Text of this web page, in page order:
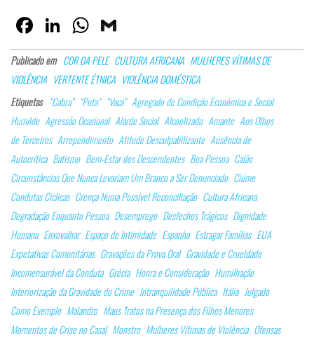
Fa
ce
bo
ok
Lin
ke
dI
n
W
ha
ts
Ap
p
m
ail
Publicado em COR DA PELE CULTURA AFRICANA MULHERES VÍTIMAS DE
VIOLÊNCIA VERTENTE ÉTNICA VIOLÊNCIA DOMÉSTICA
Etiquetas “Cabra” “Puta” “Vaca” Agregado de Condição Económica e Social
Humilde Agressão Ocasional Alarde Social Alcoolizado Amante Aos Olhos
de Terceiros Arrependimento Atitude Desculpabilizante Ausência de
Autocrítica Batismo Bem-Estar dos Descendentes Boa Pessoa Calão
Circunstâncias Que Nunca Levariam Um Branco a Ser Denunciado Ciúme
Condutas Cíclicas Crença Numa Possível Reconciliação Cultura Africana
Degradação Enquanto Pessoa Desemprego Desfechos Trágicos Dignidade
Humana Enxovalhar Espaço de Intimidade Espanha Estragar Famílias EUA
Expetativas Comunitárias Gravações da Prova Oral Gravidade e Crueldade
Incomensurável da Conduta Grécia Honra e Consideração Humilhação
Interiorização da Gravidade do Crime Intranquilidade Pública Itália Julgado
Como Exemplo Malandro Maus Tratos na Presença dos Filhos Menores
Momentos de Crise no Casal Monstro Mulheres Vítimas de Violência Ofensas